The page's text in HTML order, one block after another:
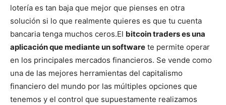
lotería es tan baja que mejor que pienses en otra
solución si lo que realmente quieres es que tu cuenta
bancaria tenga muchos ceros.El bitcoin traders es una
aplicación que mediante un software te permite operar
en los principales mercados financieros. Se vende como
una de las mejores herramientas del capitalismo
financiero del mundo por las múltiples opciones que
tenemos y el control que supuestamente realizamos